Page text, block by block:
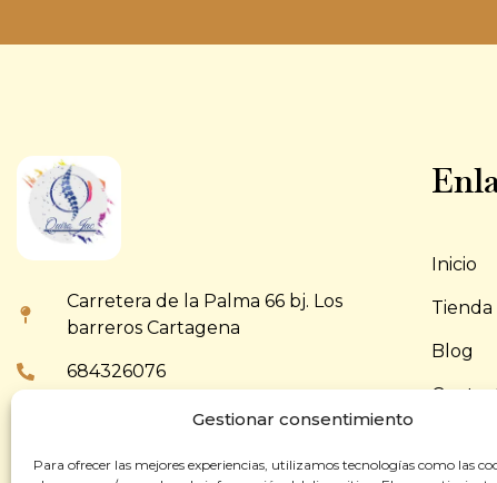
Gestionar consentimiento
Para ofrecer las mejores experiencias, utilizamos tecnologías como las
Carretera de la Palma 66 bj. Los
barreros Cartagena
684326076
info@quirojac.es
Inicio
Tienda
Blog